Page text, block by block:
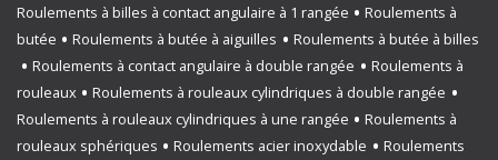
Roulements à billes à contact angulaire à 1 rangée
Roulements à
butée
Roulements à butée à aiguilles
Roulements à butée à billes
Roulements à contact angulaire à double rangée
Roulements à
rouleaux
Roulements à rouleaux cylindriques à double rangée
Roulements à rouleaux cylindriques à une rangée
Roulements à
rouleaux sphériques
Roulements acier inoxydable
Roulements